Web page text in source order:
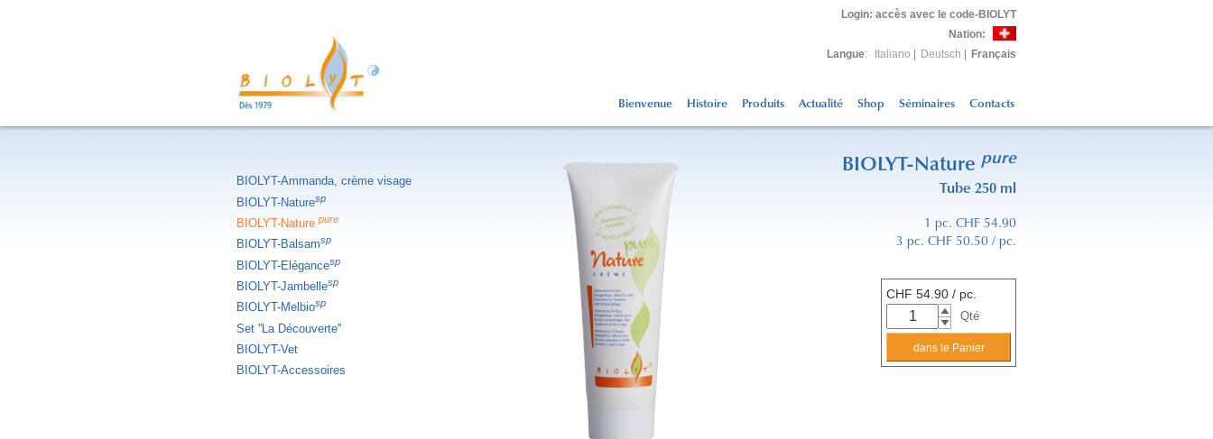
Login: accès avec le code-BIOLYT
Nation:
Langue: Italiano Deutsch Français
Bienvenue Histoire Produits Actualité Shop Séminaires Contacts
BIOLYT-Ammanda, crème visage
BIOLYT-Naturesp
BIOLYT-Naturepure
BIOLYT-Balsamsp
BIOLYT-Elégancesp
BIOLYT-Jambellesp
BIOLYT-Melbiosp
Set ''La Découverte''
BIOLYT-Vet
BIOLYT-Accessoires
BIOLYT-Nature pure
Tube 250 ml
1 pc. CHF 54.90
3 pc. CHF 50.50 / pc.
CHF 54.90 / pc.
Qté